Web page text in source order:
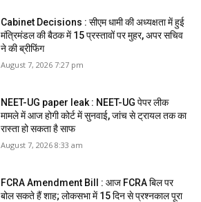
Cabinet Decisions : सीएम धामी की अध्यक्षता में हुई
मंत्रिमंडल की बैठक में 15 प्रस्तावों पर मुहर, अपर सचिव
ने की ब्रीफिंग
August 7, 2026 7:27 pm
NEET-UG paper leak : NEET-UG पेपर लीक
मामले में आज होगी कोर्ट में सुनवाई, जांच से ट्रायल तक का
रास्ता हो सकता है साफ
August 7, 2026 8:33 am
FCRA Amendment Bill : आज FCRA बिल पर
बोल सकते हैं शाह; लोकसभा में 15 दिन से प्रश्नकाल पूरा